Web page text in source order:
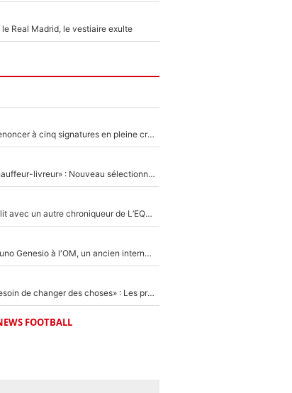
Real Madrid, le vestiaire exulte
Grégory Lorenzi doit renoncer à cinq signatures en pleine crise financière : L’IA propose sept noms à l’OM pour un mercato réussi... à seulement 5M€ !
«Plus grand, je ferai chauffeur-livreur» : Nouveau sélectionneur des Bleus, Zinédine Zidane s’était imaginé un avenir très différent lorsqu'il était enfant
Johan Micoud en conflit avec un autre chroniqueur de L’EQUIPE du Soir : «Pendant un moment, je ne les ai pas remis ensemble dans l'émission»
Proche de rejoindre Bruno Genesio à l'OM, un ancien international français va finalement débarquer... sur RMC !
«Il y a probablement besoin de changer des choses» : Les premiers changements de Zinedine Zidane en équipe de France sont révélés ?
FOOTBALL